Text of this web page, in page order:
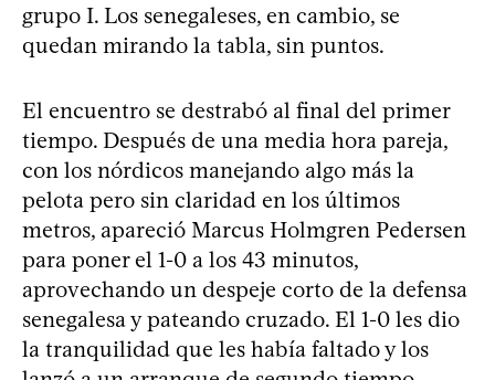
grupo I. Los senegaleses, en cambio, se
quedan mirando la tabla, sin puntos.
El encuentro se destrabó al final del primer
tiempo. Después de una media hora pareja,
con los nórdicos manejando algo más la
pelota pero sin claridad en los últimos
metros, apareció Marcus Holmgren Pedersen
para poner el 1-0 a los 43 minutos,
aprovechando un despeje corto de la defensa
senegalesa y pateando cruzado. El 1-0 les dio
la tranquilidad que les había faltado y los